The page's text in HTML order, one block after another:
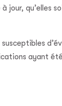
jour, qu’elles
ayant